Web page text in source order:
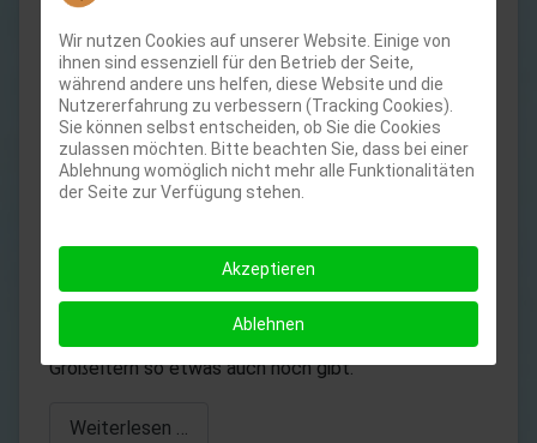
Besonderes Interesse fanden die alten Münzen aus
der Römerzeit, diese durften befühlt und ganz nah
in Augenschein genommen werden. Der Rennofen,
mit dem früher Eisen hergestellt wurde, wurde
Drechslermaschine. Was man mit der wohl
herstellen könne, war eine der vielen Fragen. Und
eine alte Nähmaschine fand auch Gefallen, der ein
oder andere bemerkte, dass es im Haushalt der
Großeltern so etwas auch noch gibt.
Weiterlesen …
Wir nutzen Cookies auf unserer Website. Einige von
ihnen sind essenziell für den Betrieb der Seite,
während andere uns helfen, diese Website und die
Nutzererfahrung zu verbessern (Tracking Cookies).
Sie können selbst entscheiden, ob Sie die Cookies
zulassen möchten. Bitte beachten Sie, dass bei einer
Ablehnung womöglich nicht mehr alle Funktionalitäten
der Seite zur Verfügung stehen.
Akzeptieren
Ablehnen